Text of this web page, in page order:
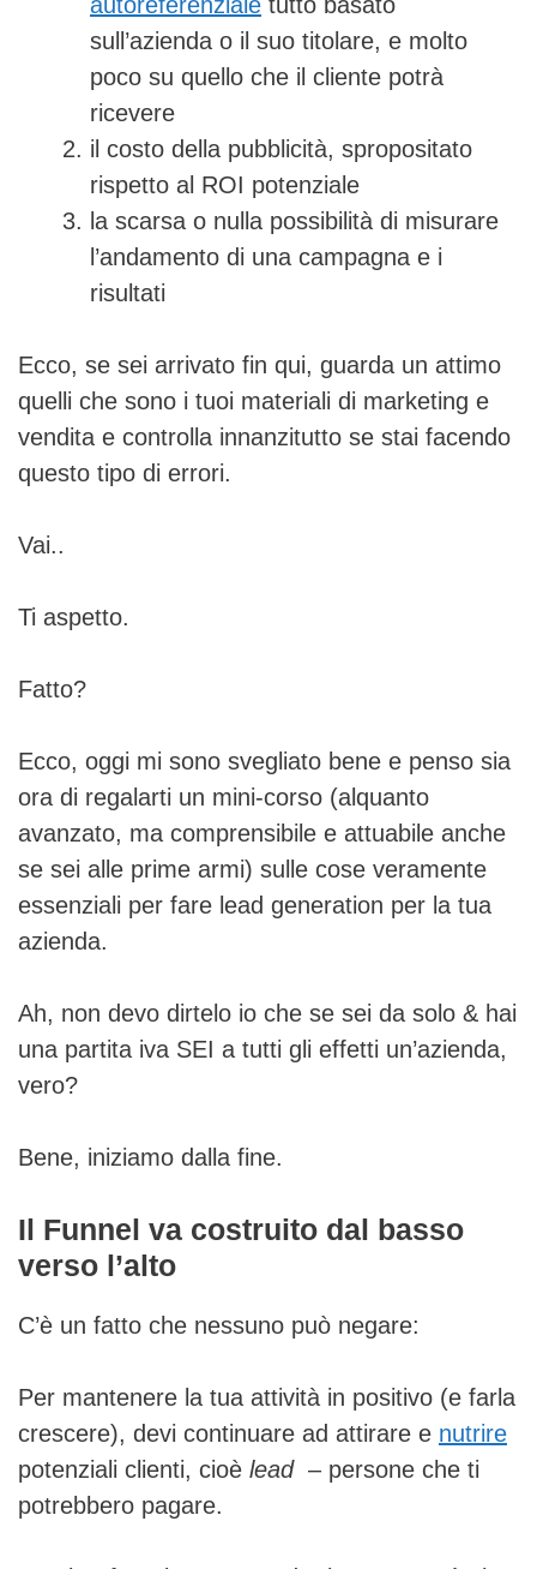
sull’azienda o il suo titolare, e molto
poco su quello che il cliente potrà
ricevere
il costo della pubblicità, spropositato
rispetto al ROI potenziale
la scarsa o nulla possibilità di misurare
l’andamento di una campagna e i
risultati
Ecco, se sei arrivato fin qui, guarda un attimo
quelli che sono i tuoi materiali di marketing e
vendita e controlla innanzitutto se stai facendo
questo tipo di errori.
Vai..
Ti aspetto.
Fatto?
Ecco, oggi mi sono svegliato bene e penso sia
ora di regalarti un mini-corso (alquanto
avanzato, ma comprensibile e attuabile anche
se sei alle prime armi) sulle cose veramente
essenziali per fare lead generation per la tua
azienda.
Ah, non devo dirtelo io che se sei da solo & hai
una partita iva SEI a tutti gli effetti un’azienda,
vero?
Bene, iniziamo dalla fine.
Il Funnel va costruito dal basso
verso l’alto
C’è un fatto che nessuno può negare:
Per mantenere la tua attività in positivo (e farla
crescere), devi continuare ad attirare e nutrire
potenziali clienti, cioè lead– persone che ti
potrebbero pagare.